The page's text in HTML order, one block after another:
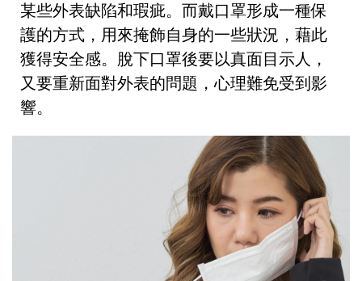
某些外表缺陷和瑕疵。而戴口罩形成一種保
護的方式，用來掩飾自身的一些狀況，藉此
獲得安全感。脫下口罩後要以真面目示人，
又要重新面對外表的問題，心理難免受到影
響。